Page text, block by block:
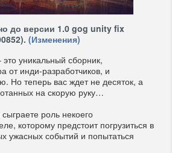
до версии 1.0 gog unity fix
(Изменения)
уникальный сборник,
от инди-разработчиков, и
Но теперь вас ждет не десяток, а
на скорую руку…
роль некоего
которому предстоит погрузиться в
ужасных событий и попытаться